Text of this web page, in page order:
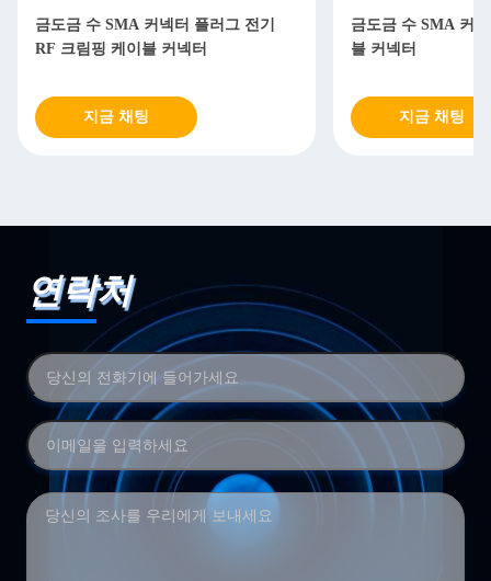
금도금 수 SMA 커넥터 플러그 전기
RF 크림핑 케이블 커넥터
지금 채팅
금도금 수 SMA 커
블 커넥터
지금 채팅
연락처